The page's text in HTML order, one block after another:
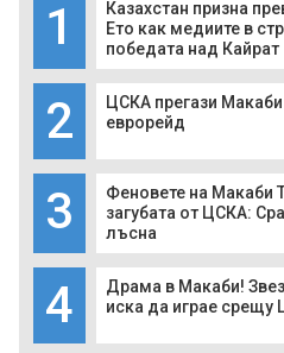
1
Казахстан призна
Ето как медиите в
победата над Кайрат
2
ЦСКА прегази
еврорейд
3
Феновете на Макаби
загубата от ЦСКА:
лъсна
4
Драма в Макаби!
иска да играе срещу